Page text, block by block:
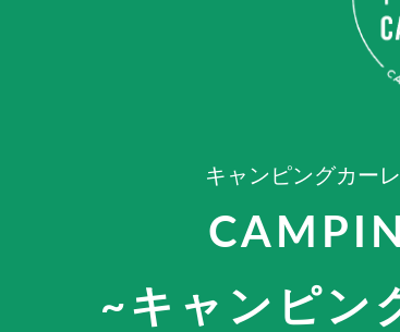
キャンピングカー
~キャンピン